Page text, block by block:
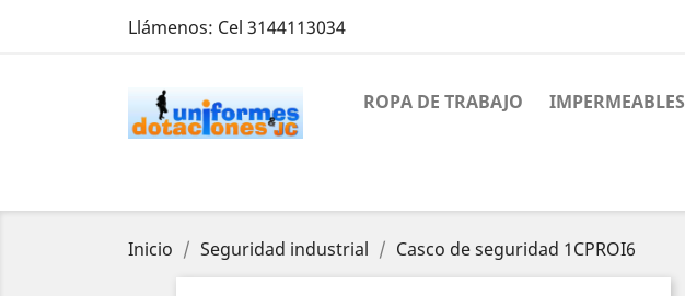
Llámenos: Cel 3144113034
ROPA DE TRABAJO IMPERMEABLES
Inicio Seguridad industrial Casco de seguridad 1CPROI6